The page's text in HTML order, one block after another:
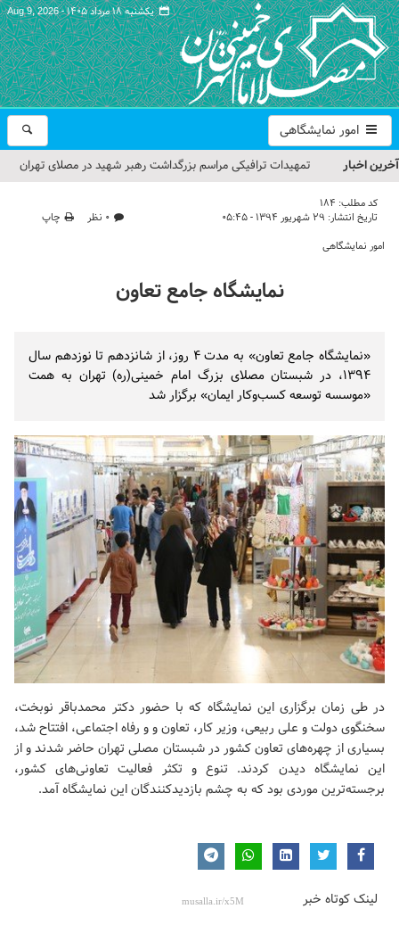
یکشنبه ۱۸ مرداد ۱۴۰۵ - Aug 9, 2026
امور نمایشگاهی
آخرین اخبار
تمهیدات ترافیکی مراسم بزرگداشت رهبر شهید در مصلای تهران
حجت‌الاسلام حاج علی‌اکبری؛ خطیب این هفته نماز جمعه تهران
معظم انقلاب
گزارش تصویری| مراسم بزرگداشت آقای شهید ایران
کد مطلب: 184
تاریخ انتشار: ۲۹ شهریور ۱۳۹۴ - ۰۵:۴۵ ۰ نظر
چاپ
امور نمایشگاهی
نمایشگاه جامع تعاون
«نمایشگاه جامع تعاون» به مدت ۴ روز، از شانزدهم تا نوزدهم سال
۱۳۹۴، در شبستان مصلای بزرگ امام خمینی(ره) تهران به همت
«موسسه توسعه کسب‌وکار ایمان» برگزار شد
در طی زمان برگزاری این نمایشگاه که با حضور دکتر محمدباقر نوبخت،
سخنگوی دولت و علی ربیعی، وزیر کار، تعاون و و رفاه اجتماعی، افتتاح شد،
بسیاری از چهره‌های تعاون کشور در شبستان مصلی تهران حاضر شدند و از
این نمایشگاه دیدن کردند. تنوع و تکثر فعالیت‌ تعاونی‌های کشور،
برجسته‌ترین موردی بود که به چشم بازدیدکنندگان این نمایشگاه آمد.
لینک کوتاه خبر